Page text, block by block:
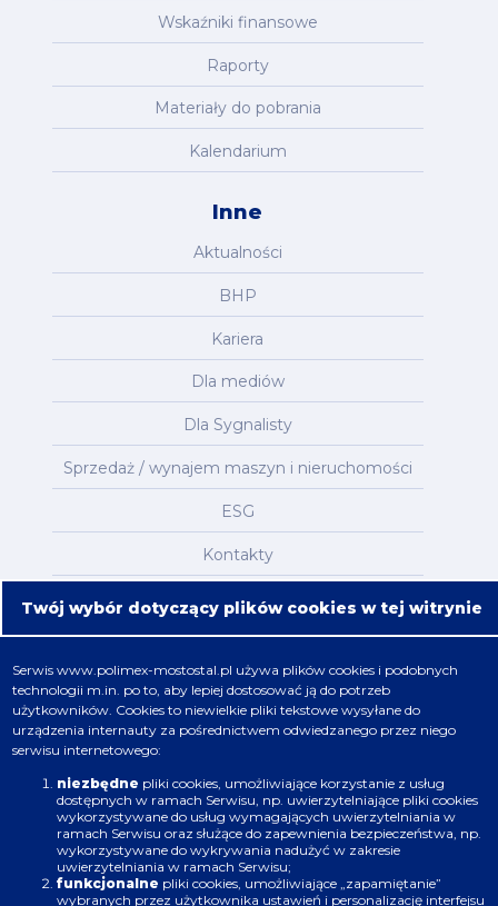
Wskaźniki finansowe
Raporty
Materiały do pobrania
Kalendarium
Inne
Aktualności
BHP
Kariera
Dla mediów
Dla Sygnalisty
Sprzedaż / wynajem maszyn i nieruchomości
ESG
Kontakty
Mapa serwisu
Oferta
Nafta, chemia, gaz
Energetyka
Budownictwo
Produkcja
Infrastruktura
Twój wybór dotyczący plików cookies w tej witrynie
Serwiswww.polimex-mostostal.pl używa plików cookies i podobnych
technologii m.in. po to, aby lepiej dostosować ją do potrzeb
użytkowników. Cookies to niewielkie pliki tekstowe wysyłane do
urządzenia internauty za pośrednictwem odwiedzanego przez niego
serwisu internetowego:
niezbędne pliki cookies, umożliwiające korzystanie z usług
dostępnych w ramach Serwisu, np. uwierzytelniające pliki cookies
wykorzystywane do usług wymagających uwierzytelniania w
ramach Serwisu oraz służące do zapewnienia bezpieczeństwa, np.
wykorzystywane do wykrywania nadużyć w zakresie
uwierzytelniania w ramach Serwisu;
funkcjonalne pliki cookies, umożliwiające „zapamiętanie”
wybranych przez użytkownika ustawień i personalizację interfejsu